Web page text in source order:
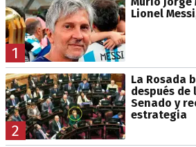
1
Lionel
2
La Rosada
después
Senado y
estrategia